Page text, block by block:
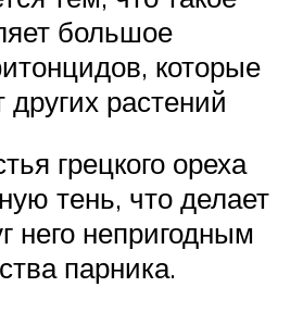
большое
которые
других растений
грецкого ореха
тень, что делает
него непригодным
парника.